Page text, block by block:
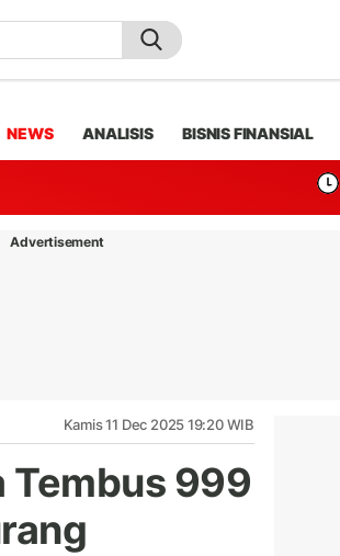
NEWS ANALISIS BISNIS FINANSIAL
Advertisement
Kamis 11 Dec 2025 19:20 WIB
Tembus 999